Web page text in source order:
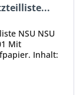
NSU NSU
Mit
Inhalt: